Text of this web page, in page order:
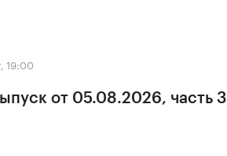
19:00
от 05.08.2026, часть 3